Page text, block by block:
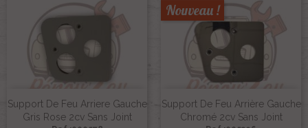
Support De Feu Arriere Gauche
Gris Rose 2cv Sans Joint
Support De Feu Arrière Gauche
Chromé 2cv Sans Joint
Nouveau !